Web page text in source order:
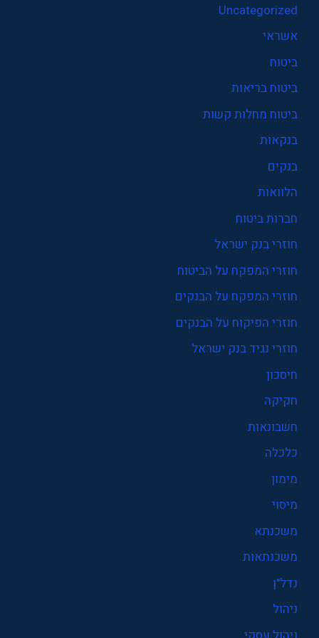
Uncategorized
אשראי
ביטוח
ביטוח בריאות
ביטוח מחלות קשות
בנקאות
בנקים
הלוואות
חברות ביטוח
חוזרי בנק ישראל
חוזרי המפקח על הביטוח
חוזרי המפקח על הבנקים
חוזרי הפיקוח על הבנקים
חוזרי נגיד בנק ישראל
חיסכון
חקיקה
חשבונאות
כלכלה
מימון
מיסוי
משכנתא
משכנתאות
נדל"ן
ניהול